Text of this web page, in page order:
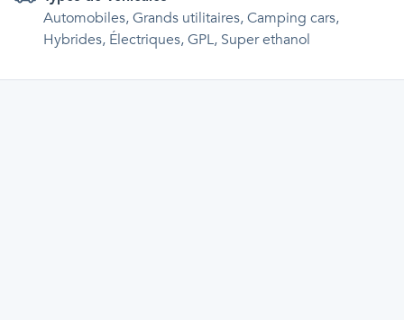
Automobiles, Grands utilitaires, Camping cars,
Hybrides, Électriques, GPL, Super ethanol